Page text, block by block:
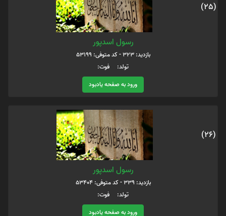
(25)
رسول اسدپور
بازدید: 323 - کد متوفی: 53199
تولد: فوت:
ورود به صفحه یادبود
(26)
رسول اسدپور
بازدید: 339 - کد متوفی: 53404
تولد: فوت:
ورود به صفحه یادبود